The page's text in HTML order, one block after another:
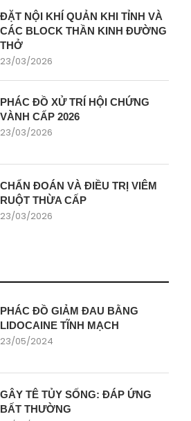
ĐẶT NỘI KHÍ QUẢN KHI TỈNH VÀ
CÁC BLOCK THẦN KINH ĐƯỜNG
THỞ
23/03/2026
PHÁC ĐỒ XỬ TRÍ HỘI CHỨNG
VÀNH CẤP 2026
23/03/2026
CHẨN ĐOÁN VÀ ĐIỀU TRỊ VIÊM
RUỘT THỪA CẤP
23/03/2026
PHÁC ĐỒ GIẢM ĐAU BẰNG
LIDOCAINE TĨNH MẠCH
23/05/2024
GÂY TÊ TỦY SỐNG: ĐÁP ỨNG
BẤT THƯỜNG